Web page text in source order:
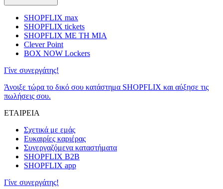
SHOPFLIX max
SHOPFLIX tickets
SHOPFLIX ΜΕ ΤΗ ΜΙΑ
Clever Point
BOX NOW Lockers
Γίνε συνεργάτης!
Άνοιξε τώρα το δικό σου κατάστημα SHOPFLIX και αύξησε τις
πωλήσεις σου.
ΕΤΑΙΡΕΙΑ
Σχετικά με εμάς
Ευκαιρίες καριέρας
Συνεργαζόμενα καταστήματα
SHOPFLIX B2B
SHOPFLIX app
Γίνε συνεργάτης!